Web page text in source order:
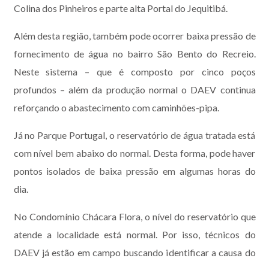
Colina dos Pinheiros e parte alta Portal do Jequitibá.
Além desta região, também pode ocorrer baixa pressão de
fornecimento de água no bairro São Bento do Recreio.
Neste sistema – que é composto por cinco poços
profundos – além da produção normal o DAEV continua
reforçando o abastecimento com caminhões-pipa.
Já no Parque Portugal, o reservatório de água tratada está
com nível bem abaixo do normal. Desta forma, pode haver
pontos isolados de baixa pressão em algumas horas do
dia.
No Condomínio Chácara Flora, o nível do reservatório que
atende a localidade está normal. Por isso, técnicos do
DAEV já estão em campo buscando identificar a causa do